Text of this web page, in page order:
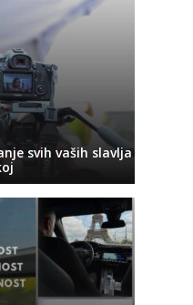
svih vaših slavlja